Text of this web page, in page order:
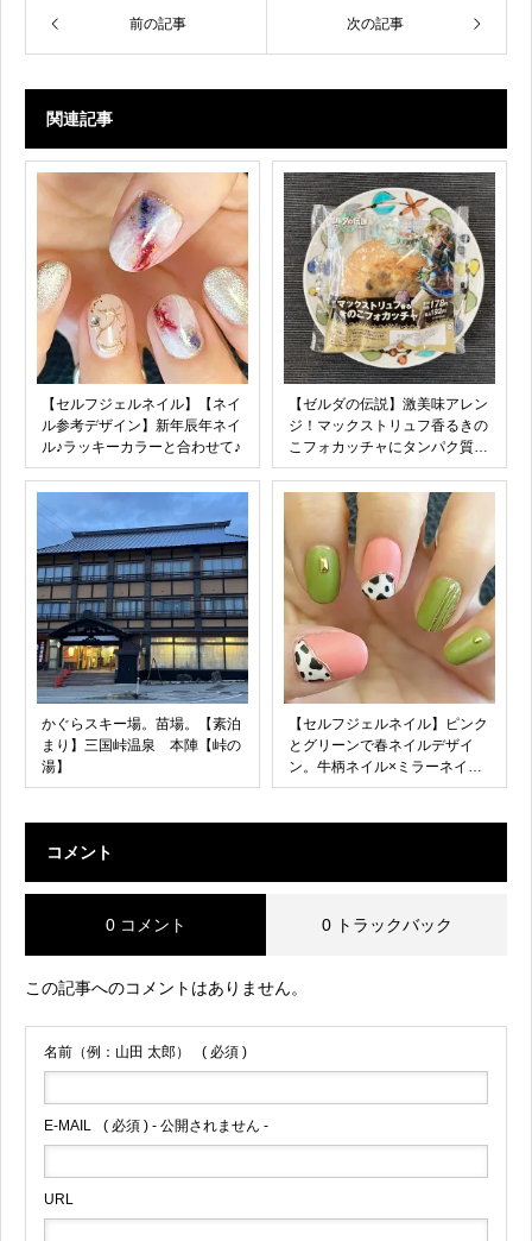
前の記事 次の記事
関連記事
【セルフジェルネイル】【ネイ
ル参考デザイン】新年辰年ネイ
ル♪ラッキーカラーと合わせて♪
【ゼルダの伝説】激美味アレン
ジ！マックストリュフ香るきの
こフォカッチャにタンパク質を
プラス
かぐらスキー場。苗場。【素泊
まり】三国峠温泉 本陣【峠の
湯】
【セルフジェルネイル】ピンク
とグリーンで春ネイルデザイ
ン。牛柄ネイル×ミラーネイ
ル。マットネイル
コメント
0 コメント 0 トラックバック
この記事へのコメントはありません。
名前（例：山田 太郎） ( 必須 )
E-MAIL ( 必須 ) - 公開されません -
URL